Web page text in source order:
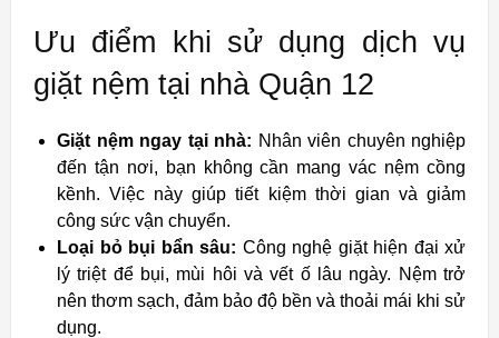
Ưu điểm khi sử dụng dịch vụ
giặt nệm tại nhà Quận 12
Giặt nệm ngay tại nhà: Nhân viên chuyên nghiệp
đến tận nơi, bạn không cần mang vác nệm cồng
kềnh. Việc này giúp tiết kiệm thời gian và giảm
công sức vận chuyển.
Loại bỏ bụi bẩn sâu: Công nghệ giặt hiện đại xử
lý triệt để bụi, mùi hôi và vết ố lâu ngày. Nệm trở
nên thơm sạch, đảm bảo độ bền và thoải mái khi sử
dụng.